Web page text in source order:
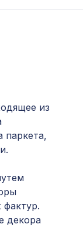
Натуральные
0,91 x 5,5 м
2070х930мм,
из
паркета,
декора